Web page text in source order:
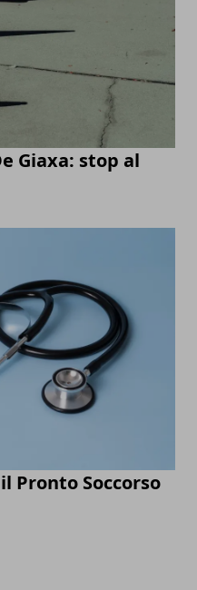
Giaxa: stop al
Pronto Soccorso